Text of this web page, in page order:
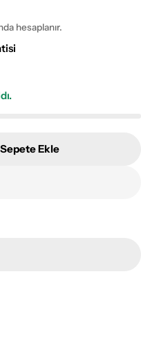
hesaplanır.
Yün Halı 152x200
Dokuma Yün Halı
Sepete Ekle